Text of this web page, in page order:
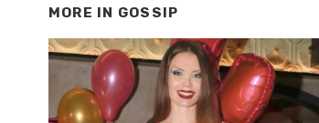
MORE IN GOSSIP